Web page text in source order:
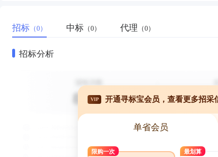
招标 （0） 中标 （0） 代理 （0）
招标分析
VIP 开通寻标宝会员，查看更多招采
单省会员
限购一次 最划算